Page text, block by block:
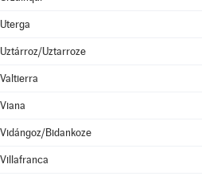
Uterga
Uztárroz/Uztarroze
Valtierra
Viana
Vidángoz/Bidankoze
Villafranca